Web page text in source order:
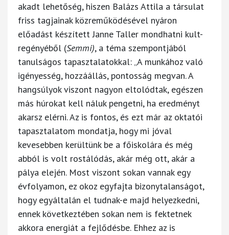
akadt lehetőség, hiszen Balázs Attila a társulat
friss tagjainak közreműködésével nyáron
előadást készített Janne Taller mondhatni kult-
regényéből (Semmi), a téma szempontjából
tanulságos tapasztalatokkal: „A munkához való
igényesség, hozzáállás, pontosság megvan. A
hangsúlyok viszont nagyon eltolódtak, egészen
más húrokat kell náluk pengetni, ha eredményt
akarsz elérni. Az is fontos, és ezt már az oktatói
tapasztalatom mondatja, hogy mi jóval
kevesebben kerültünk be a főiskolára és még
abból is volt rostálódás, akár még ott, akár a
pálya elején. Most viszont sokan vannak egy
évfolyamon, ez okoz egyfajta bizonytalanságot,
hogy egyáltalán el tudnak-e majd helyezkedni,
ennek következtében sokan nem is fektetnek
akkora energiát a fejlődésbe. Ehhez az is